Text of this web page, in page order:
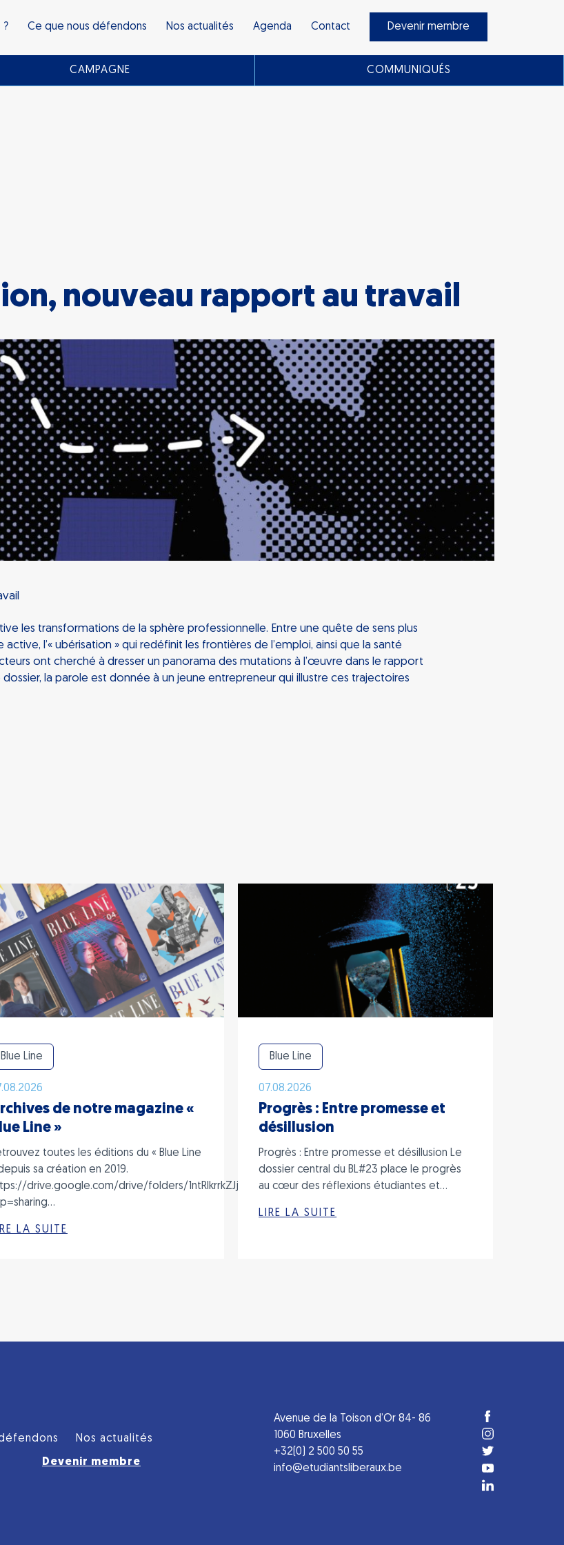
? Ce que nous défendons Nos actualités Agenda Contact Devenir membre
CAMPAGNE COMMUNIQUÉS
nouveau rapport au travail
les transformations de la sphère professionnelle. Entre une quête de sens plus
l’« ubérisation » qui redéfinit les frontières de l’emploi, ainsi que la santé
ont cherché à dresser un panorama des mutations à l’œuvre dans le rapport
la parole est donnée à un jeune entrepreneur qui illustre ces trajectoires
Blue Line
de notre magazine «
Line »
toutes les éditions du « Blue Line
sa création en 2019.
drive.google.com/drive/folders/1ntRIkrrkZJjV2xjkq55Bb9rCHHfuDFnM?
LA SUITE
Blue Line
07.08.2026
Progrès : Entre promesse et
désillusion
Progrès : Entre promesse et désillusion Le
dossier central du BL#23 place le progrès
au cœur des réflexions étudiantes et…
LIRE LA SUITE
Nos actualités
Devenir membre
Avenue de la Toison d’Or 84- 86
1060 Bruxelles
+32(0) 2 500 50 55
info@etudiantsliberaux.be